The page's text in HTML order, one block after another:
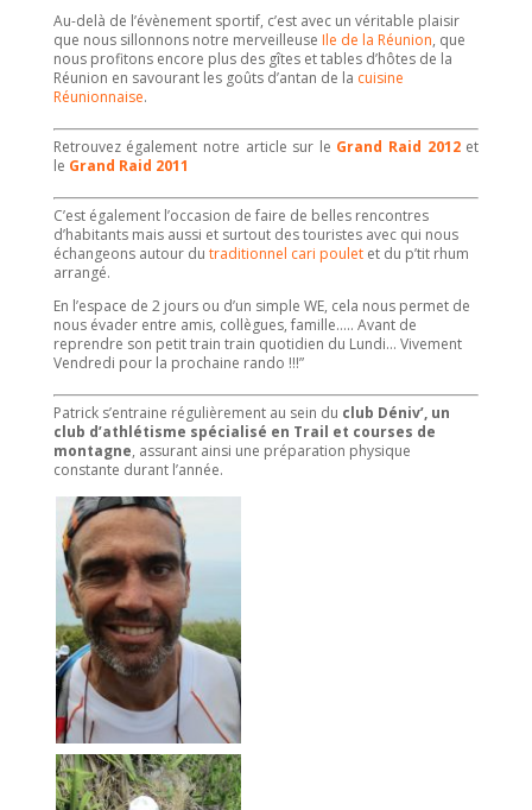
Au-delà de l’évènement sportif, c’est avec un véritable plaisir
que nous sillonnons notre merveilleuse Ile de la Réunion, que
nous profitons encore plus des gîtes et tables d’hôtes de la
Réunion en savourant les goûts d’antan de la cuisine
Réunionnaise.
Retrouvez également notre article sur le Grand Raid 2012 et
le Grand Raid 2011
C’est également l’occasion de faire de belles rencontres
d’habitants mais aussi et surtout des touristes avec qui nous
échangeons autour du traditionnel cari pouletet du p’tit rhum
arrangé.
En l’espace de 2 jours ou d’un simple WE, cela nous permet de
nous évader entre amis, collègues, famille….. Avant de
reprendre son petit train train quotidien du Lundi… Vivement
Vendredi pour la prochaine rando !!!”
Patrick s’entraine régulièrement au sein du club Déniv’, un
club d’athlétisme spécialisé en Trail et courses de
montagne, assurant ainsi une préparation physique
constante durant l’année.